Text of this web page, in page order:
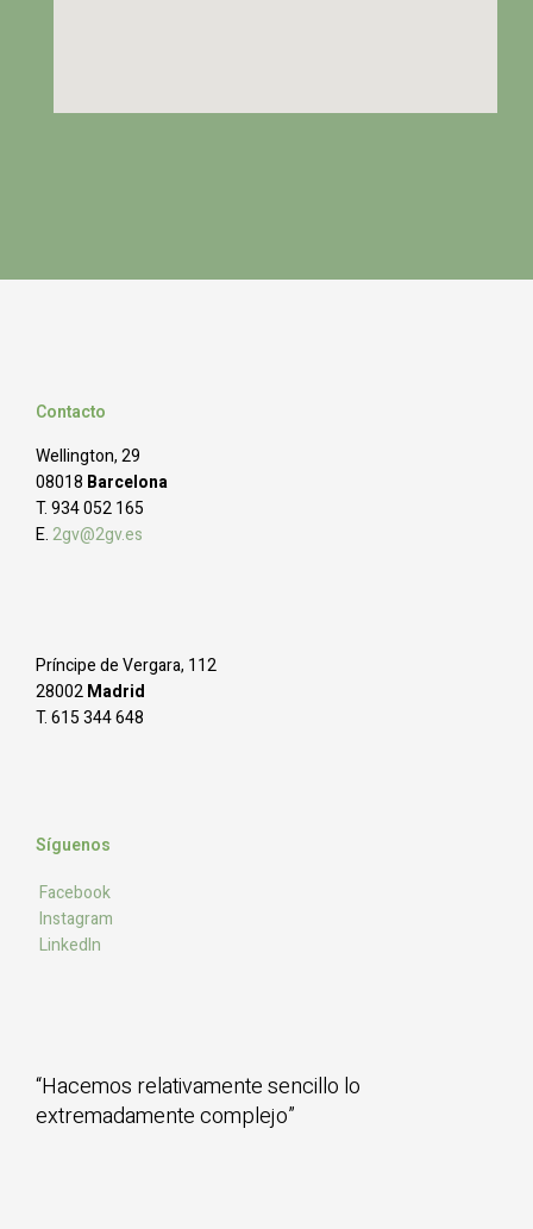
Contacto
Wellington, 29
08018 Barcelona
T. 934 052 165
E.2gv@2gv.es
Príncipe de Vergara, 112
28002Madrid
T. 615 344 648
Síguenos
Facebook
Instagram
LinkedIn
“Hacemos relativamente sencillo lo
extremadamente complejo”